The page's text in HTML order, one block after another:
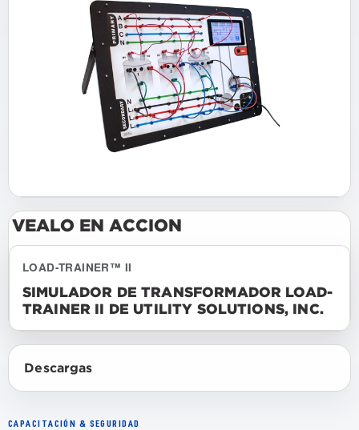
VEALO EN ACCION
LOAD-TRAINER™ II
SIMULADOR DE TRANSFORMADOR LOAD-
TRAINER II DE UTILITY SOLUTIONS, INC.
Descargas
CAPACITACIÓN & SEGURIDAD